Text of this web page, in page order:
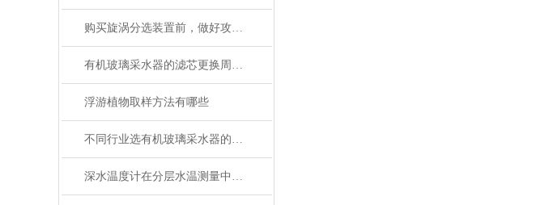
购买旋涡分选装置前，做好攻略了吗？
有机玻璃采水器的滤芯更换周期是多久？
浮游植物取样方法有哪些
不同行业选有机玻璃采水器的秘籍：根据需求精准匹配
深水温度计在分层水温测量中的传感原理与故障检修技术